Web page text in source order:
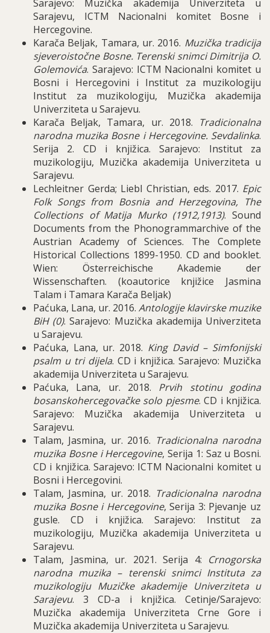
Sarajevo: Muzička akademija Univerziteta u
Sarajevu, ICTM Nacionalni komitet Bosne i
Hercegovine.
Karača Beljak, Tamara, ur. 2016. Muzička tradicija
sjeveroistočne Bosne. Terenski snimci Dimitrija O.
Golemovića. Sarajevo: ICTM Nacionalni komitet u
Bosni i Hercegovini i Institut za muzikologiju
Institut za muzikologiju, Muzička akademija
Univerziteta u Sarajevu.
Karača Beljak, Tamara, ur. 2018. Tradicionalna
narodna muzika Bosne i Hercegovine. Sevdalinka.
Serija 2. CD i knjižica. Sarajevo: Institut za
muzikologiju, Muzička akademija Univerziteta u
Sarajevu.
Lechleitner Gerda; Liebl Christian, eds. 2017. Epic
Folk Songs from Bosnia and Herzegovina, The
Collections of Matija Murko (1912,1913). Sound
Documents from the Phonogrammarchive of the
Austrian Academy of Sciences. The Complete
Historical Collections 1899-1950. CD and booklet.
Wien: Österreichische Akademie der
Wissenschaften. (koautorice knjižice Jasmina
Talam i Tamara Karača Beljak)
Paćuka, Lana, ur. 2016. Antologije klavirske muzike
BiH (0). Sarajevo: Muzička akademija Univerziteta
u Sarajevu.
Paćuka, Lana, ur. 2018. King David – Simfonijski
psalm u tri dijela. CD i knjižica. Sarajevo: Muzička
akademija Univerziteta u Sarajevu.
Paćuka, Lana, ur. 2018. Prvih stotinu godina
bosanskohercegovačke solo pjesme. CD i knjižica.
Sarajevo: Muzička akademija Univerziteta u
Sarajevu.
Talam, Jasmina, ur. 2016. Tradicionalna narodna
muzika Bosne i Hercegovine, Serija 1: Saz u Bosni.
CD i knjižica. Sarajevo: ICTM Nacionalni komitet u
Bosni i Hercegovini.
Talam, Jasmina, ur. 2018. Tradicionalna narodna
muzika Bosne i Hercegovine, Serija 3: Pjevanje uz
gusle. CD i knjižica. Sarajevo: Institut za
muzikologiju, Muzička akademija Univerziteta u
Sarajevu.
Talam, Jasmina, ur. 2021. Serija 4: Crnogorska
narodna muzika – terenski snimci Instituta za
muzikologiju Muzičke akademije Univerziteta u
Sarajevu. 3 CD-a i knjižica. Cetinje/Sarajevo:
Muzička akademija Univerziteta Crne Gore i
Muzička akademija Univerziteta u Sarajevu.